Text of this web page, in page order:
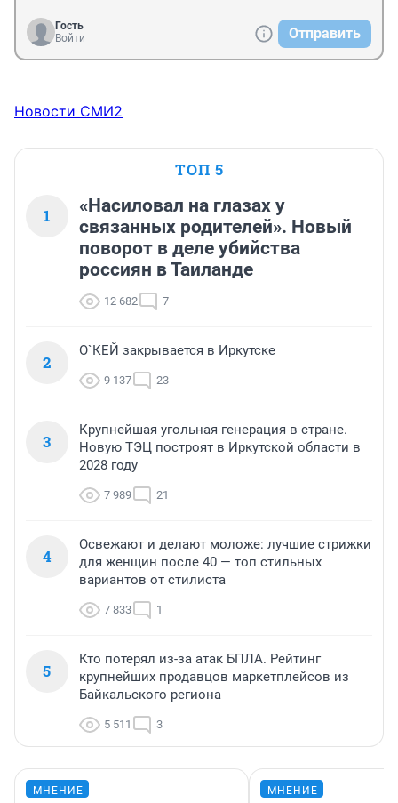
Гость
Войти
Отправить
Новости СМИ2
ТОП 5
1
«Насиловал на глазах у
связанных родителей». Новый
поворот в деле убийства
россиян в Таиланде
12 682 7
2
О`КЕЙ закрывается в Иркутске
9 137 23
3
Крупнейшая угольная генерация в стране.
Новую ТЭЦ построят в Иркутской области в
2028 году
7 989 21
4
Освежают и делают моложе: лучшие стрижки
для женщин после 40 — топ стильных
вариантов от стилиста
7 833 1
5
Кто потерял из-за атак БПЛА. Рейтинг
крупнейших продавцов маркетплейсов из
Байкальского региона
5 511 3
МНЕНИЕ МНЕНИЕ